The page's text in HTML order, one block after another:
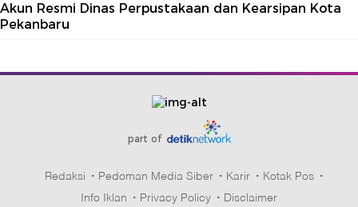
Akun Resmi Dinas Perpustakaan dan Kearsipan Kota
Pekanbaru
part of
Redaksi Pedoman Media Siber Karir
Kotak Pos
Info Iklan
Privacy Policy Disclaimer